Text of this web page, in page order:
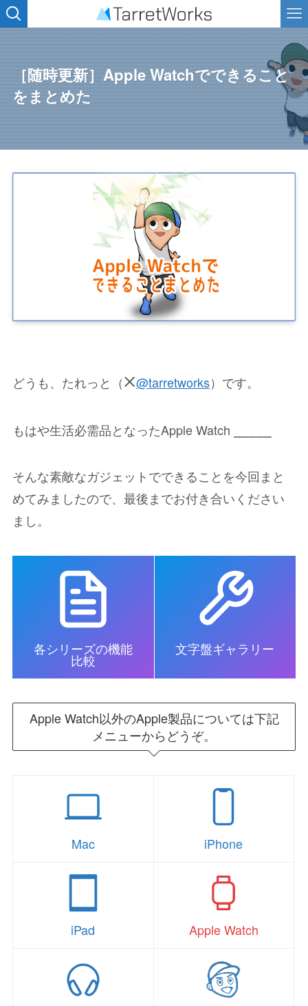
［随時更新］Apple Watchでできること
をまとめた
どうも、たれっと（ @tarretworks）です。
もはや生活必需品となったApple Watch ⎯⎯⎯⎯⎯
そんな素敵なガジェットでできることを今回まと
めてみましたので、最後までお付き合いください
まし。
各シリーズの機能
比較
文字盤ギャラリー
Apple Watch以外のApple製品については下記
メニューからどうぞ。
Mac iPhone
iPad Apple Watch